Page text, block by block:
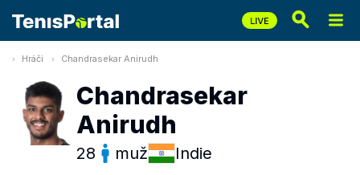
Hráči Chandrasekar Anirudh
Chandrasekar
Anirudh
28 muž Indie